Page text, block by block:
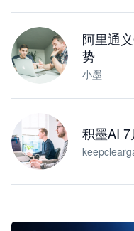
阿里通
势
小墨
积墨AI